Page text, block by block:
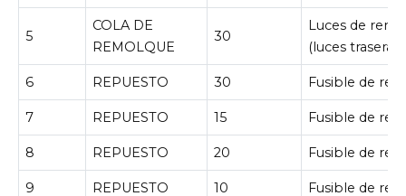
5
COLA DE
REMOLQUE
30
Luces de
(luces traseras)
6 REPUESTO 30 Fusible de
7 REPUESTO 15 Fusible de
8 REPUESTO 20 Fusible de
9 REPUESTO 10 Fusible de